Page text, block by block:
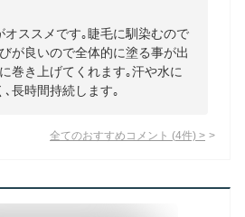
オススメです｡睫毛に馴染むので
が良いので全体的に塗る事が出
巻き上げてくれます｡汗や水に
長時間持続します｡
全てのおすすめコメント (4件) >